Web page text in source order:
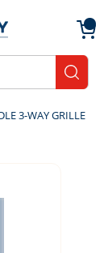
3-WAY GRILLE